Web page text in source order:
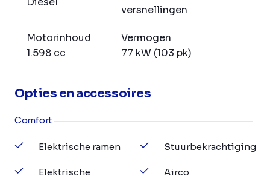
versnellingen
Motorinhoud
1.598 cc
Vermogen
77 kW (103 pk)
Opties en accessoires
Comfort
Elektrische ramen
Elektrische
Stuurbekrachtiging
Airco